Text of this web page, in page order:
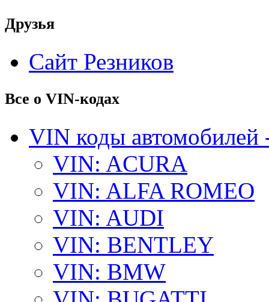
Друзья
Сайт Резников
Все о VIN-кодах
VIN коды автомобилей
VIN: ACURA
VIN: ALFA ROMEO
VIN: AUDI
VIN: BENTLEY
VIN: BMW